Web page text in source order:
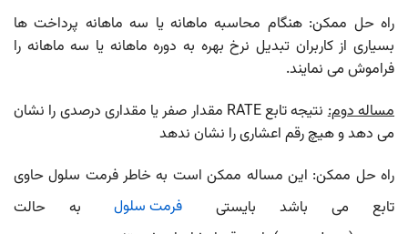
راه حل ممکن: هنگام محاسبه ماهانه یا سه ماهانه پرداخت ها
بسیاری از کاربران تبدیل نرخ بهره به دوره ماهانه یا سه ماهانه را
فراموش می نمایند.
مساله دوم:
نتیجه تابع RATE مقدار صفر یا مقداری درصدی را نشان
می دهد و هیچ رقم اعشاری را نشان ندهد
راه حل ممکن: این مساله ممکن است به خاطر فرمت سلول حاوی
تابع می باشد بایستی
فرمت سلول
به حالت